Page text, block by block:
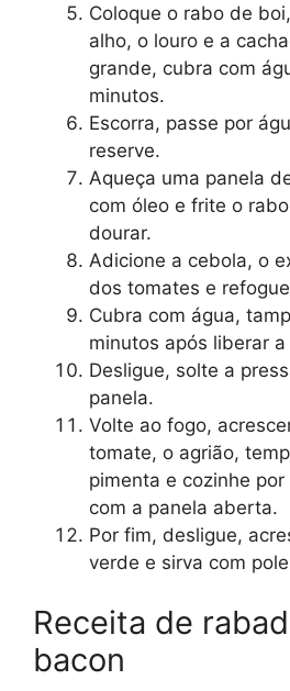
Coloque o rabo de
alho, o louro e a
grande, cubra com
minutos.
Escorra, passe por
reserve.
Aqueça uma panela
com óleo e frite o
dourar.
Adicione a cebola, o
dos tomates e
Cubra com água,
minutos após liberar a
Desligue, solte a
panela.
Volte ao fogo,
tomate, o agrião,
pimenta e cozinhe
com a panela aberta.
Por fim, desligue,
verde e sirva com
Receita de
bacon